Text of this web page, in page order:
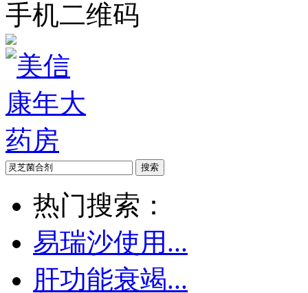
手机二维码
热门搜索：
易瑞沙使用...
肝功能衰竭...